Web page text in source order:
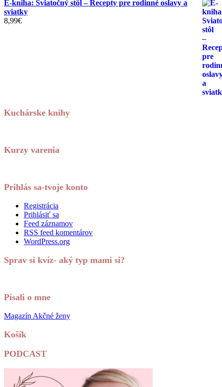
E-kniha: Sviatočný stôl – Recepty pre rodinné oslavy a
sviatky
8,99€
Kuchárske knihy
Kurzy varenia
Prihlás sa-tvoje konto
Registrácia
Prihlásiť sa
Feed záznamov
RSS feed komentárov
WordPress.org
Sprav si kvíz- aký typ mami si?
Písali o mne
Magazín Akčné ženy
Košík
PODCAST